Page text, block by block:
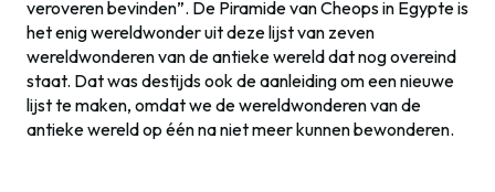
veroveren bevinden”. De Piramide van Cheops in Egypte is
het enig wereldwonder uit deze lijst van zeven
wereldwonderen van de antieke wereld dat nog overeind
staat. Dat was destijds ook de aanleiding om een nieuwe
lijst te maken, omdat we de wereldwonderen van de
antieke wereld op één na niet meer kunnen bewonderen.